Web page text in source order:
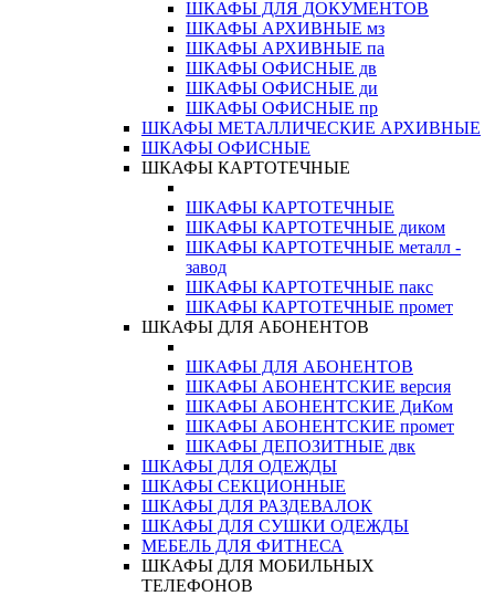
ШКАФЫ ДЛЯ ДОКУМЕНТОВ
ШКАФЫ АРХИВНЫЕ мз
ШКАФЫ АРХИВНЫЕ па
ШКАФЫ ОФИСНЫЕ дв
ШКАФЫ ОФИСНЫЕ ди
ШКАФЫ ОФИСНЫЕ пр
ШКАФЫ МЕТАЛЛИЧЕСКИЕ АРХИВНЫЕ
ШКАФЫ ОФИСНЫЕ
ШКАФЫ КАРТОТЕЧНЫЕ
ШКАФЫ КАРТОТЕЧНЫЕ
ШКАФЫ КАРТОТЕЧНЫЕ диком
ШКАФЫ КАРТОТЕЧНЫЕ металл -
завод
ШКАФЫ КАРТОТЕЧНЫЕ пакс
ШКАФЫ КАРТОТЕЧНЫЕ промет
ШКАФЫ ДЛЯ АБОНЕНТОВ
ШКАФЫ ДЛЯ АБОНЕНТОВ
ШКАФЫ АБОНЕНТСКИЕ версия
ШКАФЫ АБОНЕНТСКИЕ ДиКом
ШКАФЫ АБОНЕНТСКИЕ промет
ШКАФЫ ДЕПОЗИТНЫЕ двк
ШКАФЫ ДЛЯ ОДЕЖДЫ
ШКАФЫ СЕКЦИОННЫЕ
ШКАФЫ ДЛЯ РАЗДЕВАЛОК
ШКАФЫ ДЛЯ СУШКИ ОДЕЖДЫ
МЕБЕЛЬ ДЛЯ ФИТНЕСА
ШКАФЫ ДЛЯ МОБИЛЬНЫХ
ТЕЛЕФОНОВ